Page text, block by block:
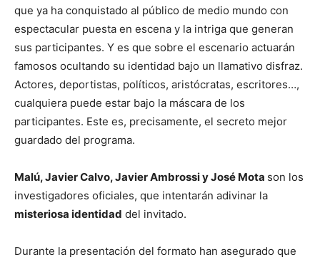
que ya ha conquistado al público de medio mundo con
espectacular puesta en escena y la intriga que generan
sus participantes. Y es que sobre el escenario actuarán
famosos ocultando su identidad bajo un llamativo disfraz.
Actores, deportistas, políticos, aristócratas, escritores…,
cualquiera puede estar bajo la máscara de los
participantes. Este es, precisamente, el secreto mejor
guardado del programa.
Malú, Javier Calvo, Javier Ambrossi y José Mota son los
investigadores oficiales, que intentarán adivinar la
misteriosa identidad del invitado.
Durante la presentación del formato han asegurado que